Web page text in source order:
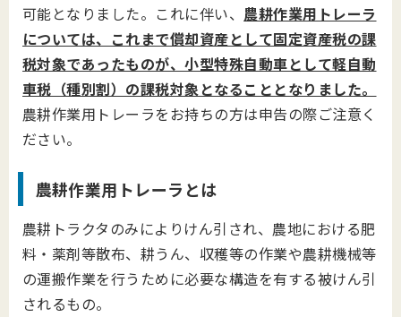
可能となりました。これに伴い、 農耕作業用トレーラ
については、これまで償却資産として固定資産税の課
税対象であったものが、小型特殊自動車として軽自動
車税（種別割）の課税対象となることとなりました。
農耕作業用トレーラをお持ちの方は申告の際ご注意く
ださい。
農耕作業用トレーラとは
農耕トラクタのみによりけん引され、農地における肥
料・薬剤等散布、耕うん、収穫等の作業や農耕機械等
の運搬作業を行うために必要な構造を有する被けん引
されるもの。